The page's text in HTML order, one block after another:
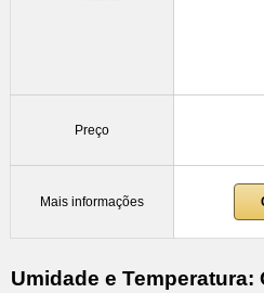
Preço
Mais informações
Umidade e Temperatura: